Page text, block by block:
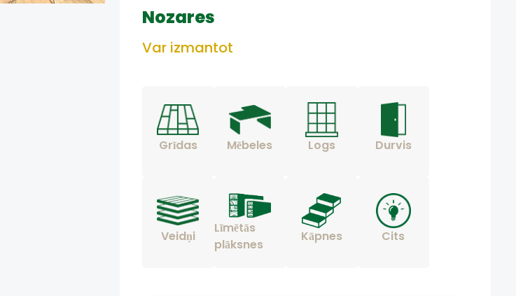
Nozares
Var izmantot
Grīdas Mēbeles Logs Durvis
Veidņi
Līmētās
plāksnes
Kāpnes Cits